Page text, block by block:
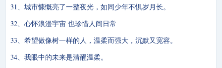
31、城市慷慨亮了一整夜光，如同少年不惧岁月长。
32、心怀浪漫宇宙 也珍惜人间日常
33、希望做像树一样的人，温柔而强大，沉默又宽容。
34、我眼中的未来是清醒温柔。